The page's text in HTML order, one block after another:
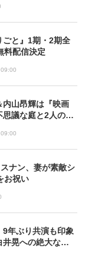
ごと』1期・2期全
料配信決定
内山昂輝は『映画
議な庭と2人の秘
ナン、妻が素敵シ
お祝い
年ぶり共演も印象
晃への絶大なる